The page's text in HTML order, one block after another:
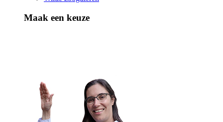
Maak een keuze